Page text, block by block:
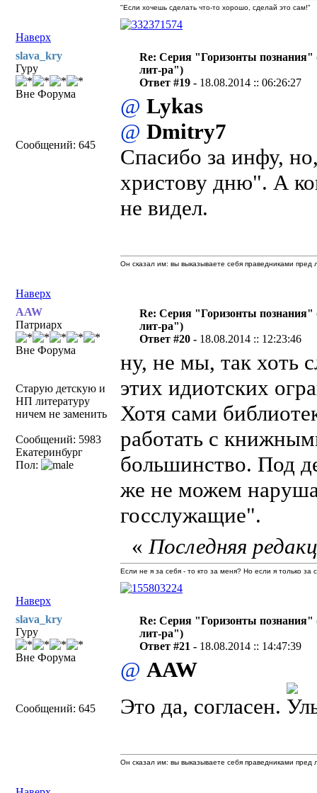
Наверх
"Если хочешь сделать что-то хорошо, сделай это сам!"
slava_kry
Гуру
Вне Форума
Сообщений: 645
Re: Серия "Горизонты познания"
лит-ра")
Ответ #19 - 18.08.2014 :: 06:26:27
@ Lykas
@ Dmitry7
Спасибо за инфу,
христову дню". А
не видел.
Наверх
Он сказал им: вы выказываете себя праведниками
AAW
Патриарх
Вне Форума
Старую детскую и
НП литературу
ничем не заменить
Сообщений: 5983
Екатеринбург
Пол:
Re: Серия "Горизонты познания"
лит-ра")
Ответ #20 - 18.08.2014 :: 12:23:46
ну, не мы, так хоть
этих идиотских
Хотя сами
работать с
большинство. Под
же не можем
госслужащие".
Наверх
«Последняя
Если не я за себя - то кто за меня? Но если я только
slava_kry
Гуру
Вне Форума
Сообщений: 645
Re: Серия "Горизонты познания"
лит-ра")
Ответ #21 - 18.08.2014 :: 14:47:39
@ AAW
Это да, согласен.
Он сказал им: вы выказываете себя праведниками